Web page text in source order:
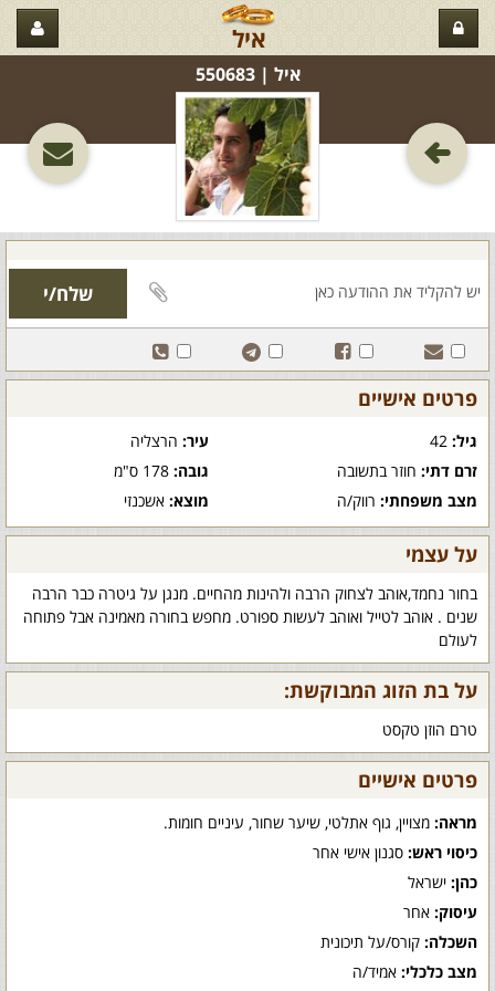
איל
איל‏ | 550683
פרטים אישיים
גיל: עיר:הרצליה
זרם דתי: חוזר בתשובה גובה:178 ס"מ
מצב משפחתי: רווק/ה מוצא:אשכנזי
על עצמי
בחור נחמד,אוהב לצחוק הרבה ולהינות מהחיים. מנגן על גיטרה כבר הרבה
שנים . אוהב לטייל ואוהב לעשות ספורט. מחפש בחורה מאמינה אבל פתוחה
לעולם
על בת הזוג המבוקשת:
טרם הוזן טקסט
פרטים אישיים
מראה: מצויין, גוף אתלטי, שיער שחור, עיניים חומות.
כיסוי ראש: סגנון אישי אחר
כהן: ישראל
עיסוק: אחר
השכלה: קורס/על תיכונית
מצב כלכלי: אמיד/ה